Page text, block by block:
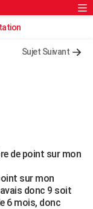
Sujet Suivant
de point sur mon
sur mon
donc 9 soit
6 mois, donc